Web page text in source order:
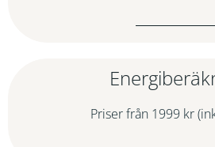
Priser från 1999 kr